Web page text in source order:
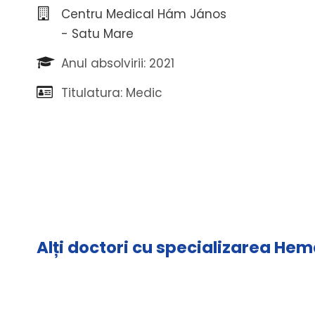
Centru Medical Hám János
- Satu Mare
Anul absolvirii: 2021
Titulatura: Medic
Alți doctori cu specializarea